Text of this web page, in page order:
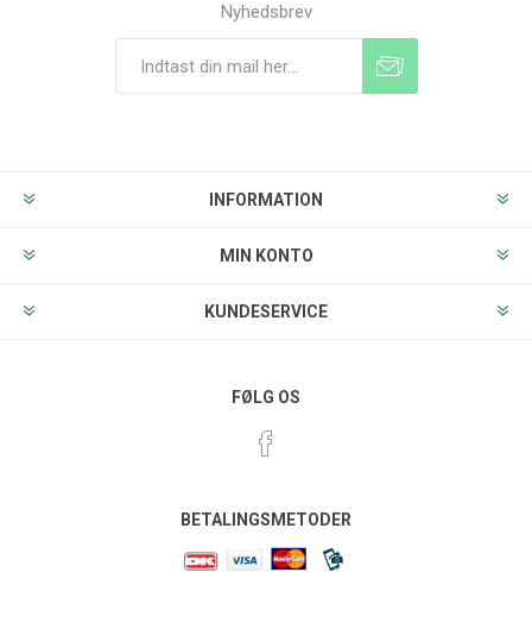
Nyhedsbrev
INFORMATION
MIN KONTO
KUNDESERVICE
FØLG OS
BETALINGSMETODER